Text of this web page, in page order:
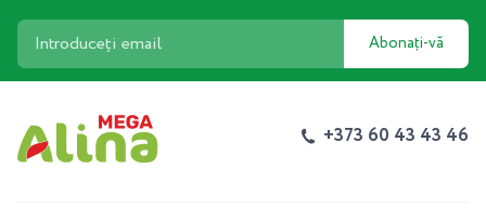
Abonați-vă
+373 60 43 43 46